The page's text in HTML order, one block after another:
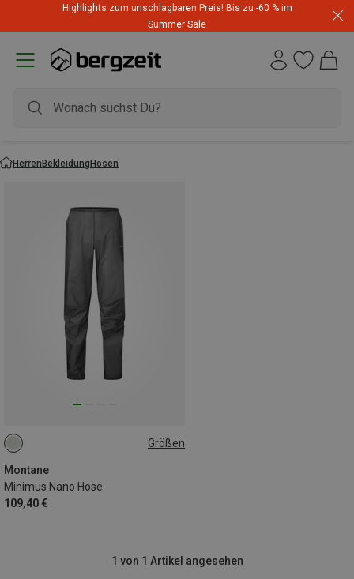
Highlights zum unschlagbaren Preis! Bis zu -60 % im
Summer Sale
HerrenBekleidungHosen
Größen
Montane
Minimus Nano Hose
109,40 €
XL
1 von 1 Artikel angesehen